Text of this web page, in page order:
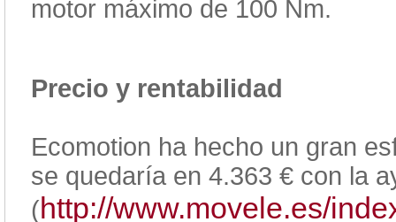
motor máximo de 100 Nm.
Precio y rentabilidad
Ecomotion ha hecho un gran
se quedaría en 4.363 € con la
(http://www.movele.es/